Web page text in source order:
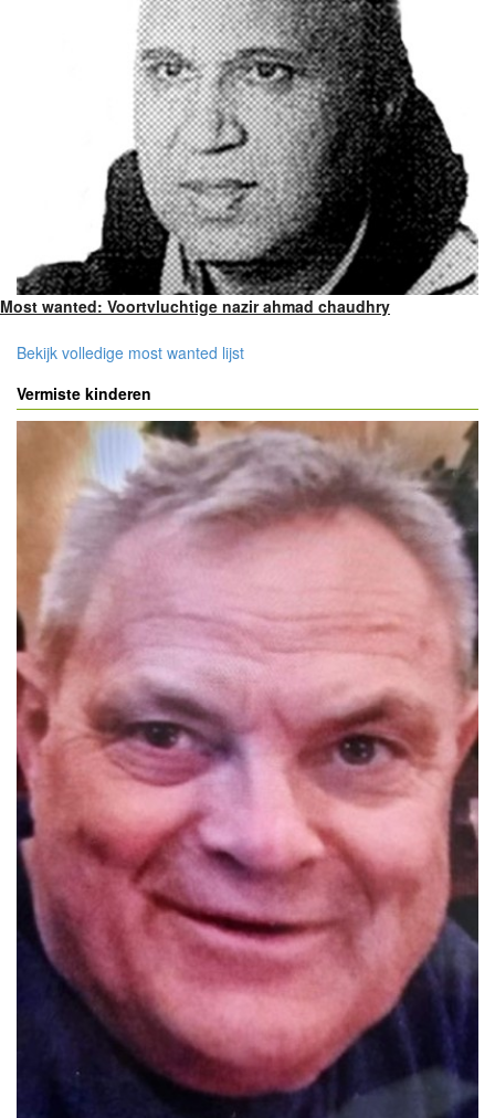
Most wanted: Voortvluchtige nazir ahmad chaudhry
Bekijk volledige most wanted lijst
Vermiste kinderen